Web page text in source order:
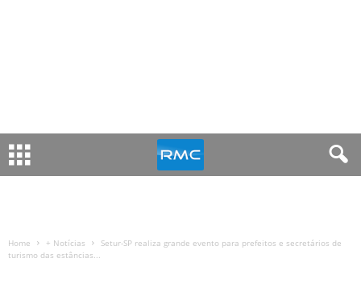
Home + Notícias
Setur-SP realiza grande evento para prefeitos e secretários de
turismo das estâncias...